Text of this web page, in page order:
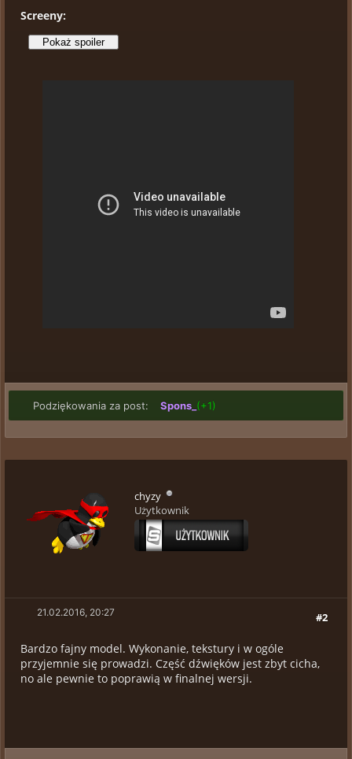
Screeny:
Podziękowania za post: Spons_ (+1)
chyzy
Użytkownik
#2
21.02.2016, 20:27
Bardzo fajny model. Wykonanie, tekstury i w ogóle
przyjemnie się prowadzi. Część dźwięków jest zbyt cicha,
no ale pewnie to poprawią w finalnej wersji.